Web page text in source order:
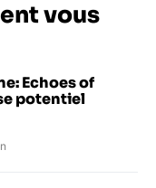
vous
Echoes of
potentiel